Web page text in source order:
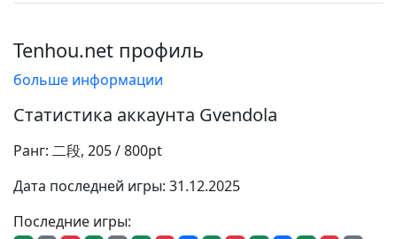
Tenhou.net профиль
больше информации
Статистика аккаунта Gvendola
Ранг: 二段, 205 / 800pt
Дата последней игры: 31.12.2025
Последние игры: